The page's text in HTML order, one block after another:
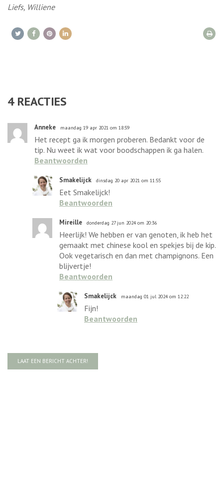
Liefs, Williene
4 REACTIES
Anneke maandag 19 apr 2021 om 18:59
Het recept ga ik morgen proberen. Bedankt voor de
tip. Nu weet ik wat voor boodschappen ik ga halen.
Beantwoorden
Smakelijck dinsdag 20 apr 2021 om 11:55
Eet Smakelijck!
Beantwoorden
Mireille donderdag 27 jun 2024 om 20:36
Heerlijk! We hebben er van genoten, ik heb het
gemaakt met chinese kool en spekjes bij de kip.
Ook vegetarisch en dan met champignons. Een
blijvertje!
Beantwoorden
Smakelijck maandag 01 jul 2024 om 12:22
Fijn!
Beantwoorden
LAAT EEN BERICHT ACHTER!